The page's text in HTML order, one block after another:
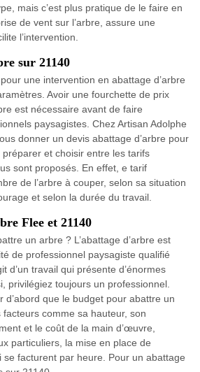
mais c’est plus pratique de le faire en
de vent sur l’arbre, assure une
l’intervention.
sur 21140
une intervention en abattage d’arbre
Avoir une fourchette de prix
est nécessaire avant de faire
paysagistes. Chez Artisan Adolphe
donner un devis abattage d’arbre pour
et choisir entre les tarifs
sont proposés. En effet, e tarif
de l’arbre à couper, selon sa situation
et selon la durée du travail.
Flee et 21140
un arbre ? L’abattage d’arbre est
de professionnel paysagiste qualifié
d’un travail qui présente d’énormes
privilégiez toujours un professionnel.
d’abord que le budget pour abattre un
comme sa hauteur, son
et le coût de la main d’œuvre,
particuliers, la mise en place de
se facturent par heure. Pour un abattage